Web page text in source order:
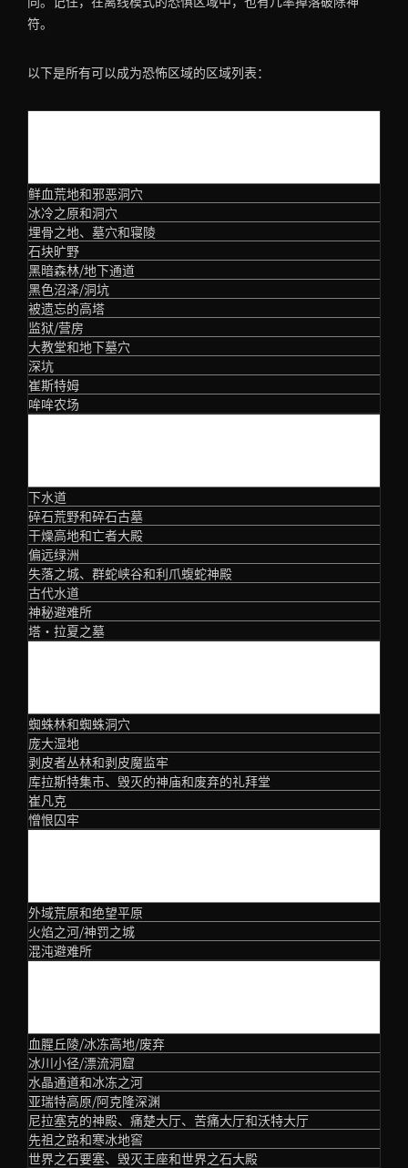
符。
以下是所有可以成为恐怖区域的区域列表：
鲜血荒地和邪恶洞穴
冰冷之原和洞穴
埋骨之地、墓穴和寝陵
石块旷野
黑暗森林/地下通道
黑色沼泽/洞坑
被遗忘的高塔
监狱/营房
大教堂和地下墓穴
深坑
崔斯特姆
哞哞农场
下水道
碎石荒野和碎石古墓
干燥高地和亡者大殿
偏远绿洲
失落之城、群蛇峡谷和利爪蝮蛇神殿
古代水道
神秘避难所
塔·拉夏之墓
蜘蛛林和蜘蛛洞穴
庞大湿地
剥皮者丛林和剥皮魔监牢
库拉斯特集市、毁灭的神庙和废弃的礼拜堂
崔凡克
憎恨囚牢
外域荒原和绝望平原
火焰之河/神罚之城
混沌避难所
血腥丘陵/冰冻高地/废弃
冰川小径/漂流洞窟
水晶通道和冰冻之河
亚瑞特高原/阿克隆深渊
尼拉塞克的神殿、痛楚大厅、苦痛大厅和沃特大厅
先祖之路和寒冰地窖
世界之石要塞、毁灭王座和世界之石大殿